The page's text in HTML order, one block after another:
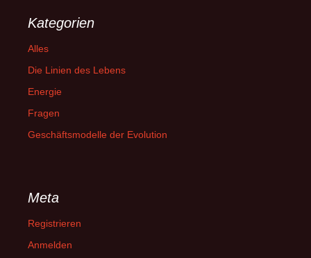
Kategorien
Alles
Die Linien des Lebens
Energie
Fragen
Geschäftsmodelle der Evolution
Meta
Registrieren
Anmelden